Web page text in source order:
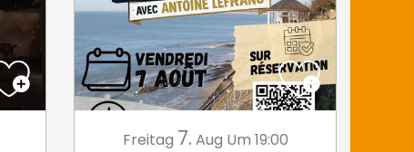
Freitag 7. Aug Um 19:00